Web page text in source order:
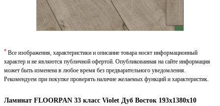
Ламинат FLOORPAN 33 класс Violet Дуб Восток 193х1380х10
* Все изображения, характеристики и описание товара носят информационный
характер и не являются публичной офертой. Опубликованная на сайте информация
может быть изменена в любое время без предварительного уведомления.
Рекомендуем при покупке проверять наличие желаемых функций и характеристик.